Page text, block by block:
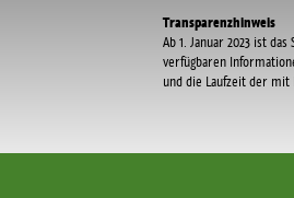
Transparenzhinweis
Ab 1. Januar 2023 ist
verfügbaren
und die Laufzeit der